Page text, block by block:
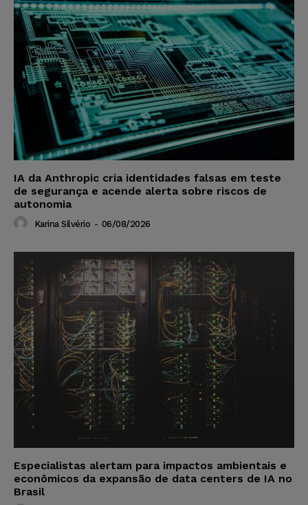
IA da Anthropic cria identidades falsas em teste
de segurança e acende alerta sobre riscos de
autonomia
Karina Silvério - 06/08/2026
Especialistas alertam para impactos ambientais e
econômicos da expansão de data centers de IA no
Brasil